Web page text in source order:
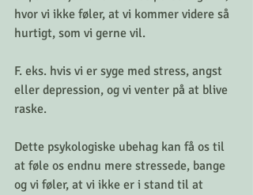
hvor vi ikke føler, at vi kommer videre så
hurtigt, som vi gerne vil.
F. eks. hvis vi er syge med stress, angst
eller depression, og vi venter på at blive
raske.
Dette psykologiske ubehag kan få os til
at føle os endnu mere stressede, bange
og vi føler, at vi ikke er i stand til at